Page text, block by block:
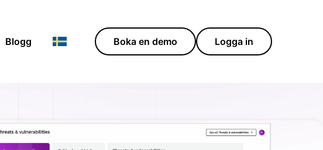
Blogg Boka en demo Logga in